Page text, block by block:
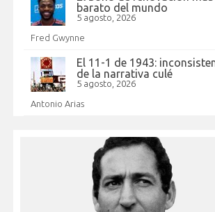
barato del mundo
5 agosto, 2026
Fred Gwynne
El 11-1 de 1943:
de la narrativa culé
5 agosto, 2026
Antonio Arias